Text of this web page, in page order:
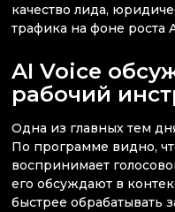
качество лида,
трафика на фоне роста
AI Voice
рабочий
Одна из главных тем
По программе видно,
воспринимает
его обсуждают в
быстрее обрабатывать